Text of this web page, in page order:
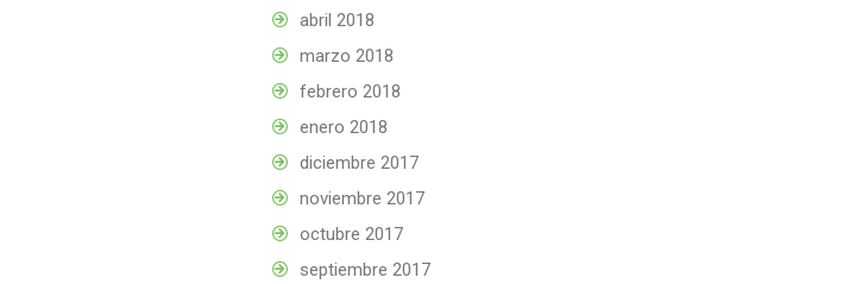
abril 2018
marzo 2018
febrero 2018
enero 2018
diciembre 2017
noviembre 2017
octubre 2017
septiembre 2017